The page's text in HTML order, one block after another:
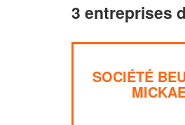
3 entreprises
SOCIÉTÉ